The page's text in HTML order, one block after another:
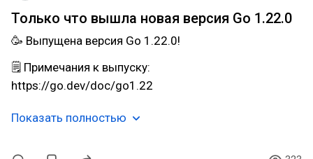
Только что вышла новая версия Go 1.22.0
🥳 Выпущена версия Go 1.22.0!
🗒 Примечания к выпуску:
https://go.dev/doc/go1.22
Показать полностью